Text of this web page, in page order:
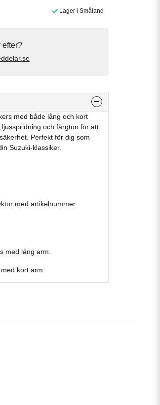
Lager i Småland
efter?
med både lång och kort
och färgton för att
Perfekt för dig som
Suzuki-klassiker.
med artikelnummer
med lång arm.
kort arm.